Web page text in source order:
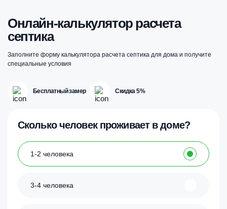
Онлайн-калькулятор расчета
септика
Заполните форму калькулятора расчета септика для дома и получите
специальные условия
Бесплатный замер Скидка 5%
Сколько человек проживает в доме?
1-2 человека
3-4 человека